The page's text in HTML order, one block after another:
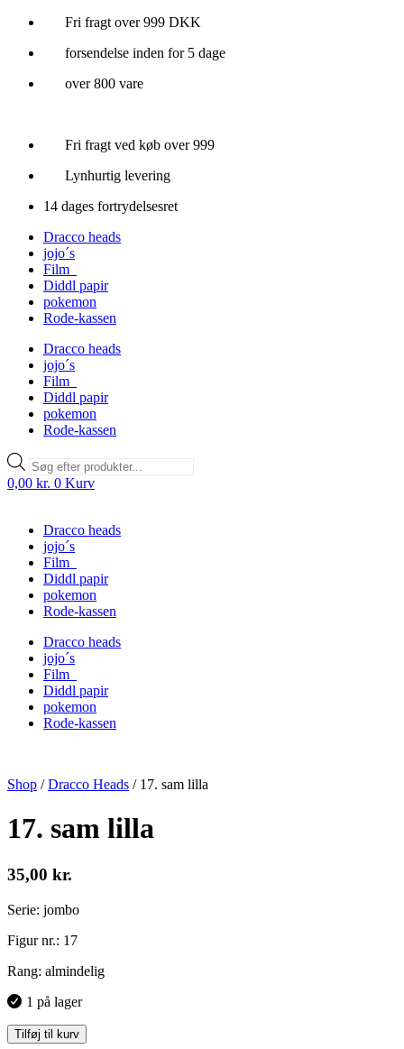
Videre
indhold
Fri fragt over 999 DKK
forsendelse inden for 5 dage
over 800 vare
Fri fragt ved køb over 999
Lynhurtig levering
14 dages fortrydelsesret
Dracco heads
jojo´s
Film
Diddl papir
pokemon
Rode-kassen
Dracco heads
jojo´s
Film
Diddl papir
pokemon
Rode-kassen
Products
search
0,00 kr. 0 Kurv
Dracco heads
jojo´s
Film
Diddl papir
pokemon
Rode-kassen
Dracco heads
jojo´s
Film
Diddl papir
pokemon
Rode-kassen
Shop /Dracco Heads / 17. sam lilla
17. sam lilla
35,00 kr.
Serie: jombo
Figur nr.: 17
Rang: almindelig
1 på lager
Tilføj til kurv